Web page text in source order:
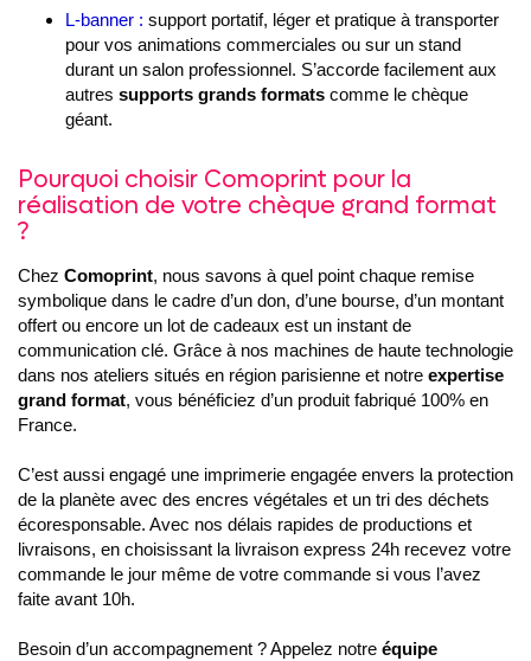
L-banner : support portatif, léger et pratique à transporter
pour vos animations commerciales ou sur un stand
durant un salon professionnel. S’accorde facilement aux
autres supports grands formats comme le chèque
géant.
Pourquoi choisir Comoprint pour la
réalisation de votre chèque grand format
?
Chez Comoprint, nous savons à quel point chaque remise
symbolique dans le cadre d’un don, d’une bourse, d’un montant
offert ou encore un lot de cadeaux est un instant de
communication clé. Grâce à nos machines de haute technologie
dans nos ateliers situés en région parisienne et notre expertise
grand format, vous bénéficiez d’un produit fabriqué 100% en
France.
C’est aussi engagé une imprimerie engagée envers la protection
de la planète avec des encres végétales et un tri des déchets
écoresponsable. Avec nos délais rapides de productions et
livraisons, en choisissant la livraison express 24h recevez votre
commande le jour même de votre commande si vous l’avez
faite avant 10h.
Besoin d’un accompagnement ? Appelez notre équipe